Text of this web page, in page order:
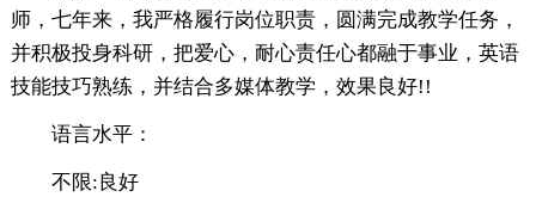
师，七年来，我严格履行岗位职责，圆满完成教学任务，
并积极投身科研，把爱心，耐心责任心都融于事业，英语
技能技巧熟练，并结合多媒体教学，效果良好!!
语言水平：
不限:良好